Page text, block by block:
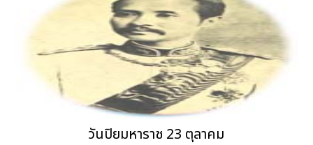
วันปิยมหาราช 23 ตุลาคม